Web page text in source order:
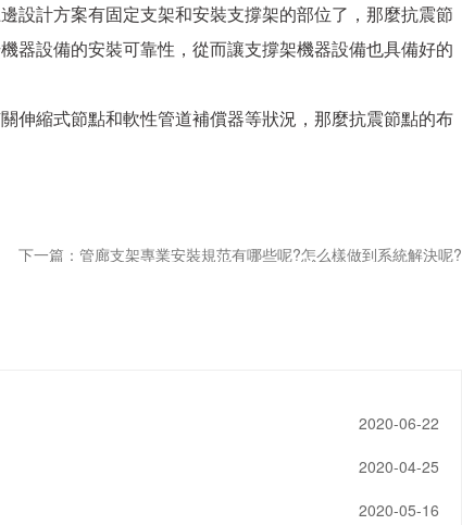
計方案有固定支架和安裝支撐架的部位了，那麼抗震節
器設備的安裝可靠性，從而讓支撐架機器設備也具備好的
縮式節點和軟性管道補償器等狀況，那麼抗震節點的布
下一篇：管廊支架專業安裝規范有哪些呢?怎么樣做到系統解決呢?
2020-06-22
2020-04-25
2020-05-16